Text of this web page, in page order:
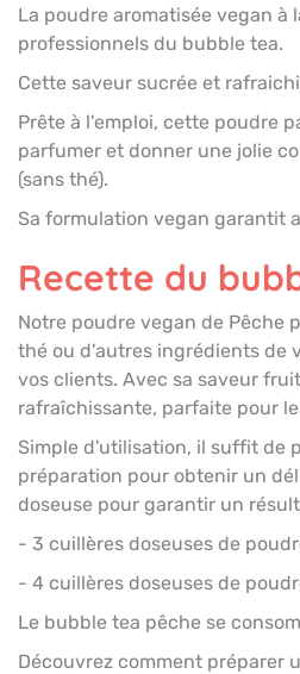
La poudre aromatisée vegan
professionnels du bubble tea.
Cette saveur sucrée et
Prête à l'emploi, cette poudre
parfumer et donner une jolie
(sans thé).
Sa formulation vegan garantit
Recette du
Notre poudre vegan de Pêche
thé ou d'autres ingrédients de
vos clients. Avec sa saveur
rafraîchissante, parfaite pour
Simple d'utilisation, il suffit de
préparation pour obtenir un
doseuse pour garantir un
- 3 cuillères doseuses de
- 4 cuillères doseuses de
Le bubble tea pêche se
Découvrez comment préparer